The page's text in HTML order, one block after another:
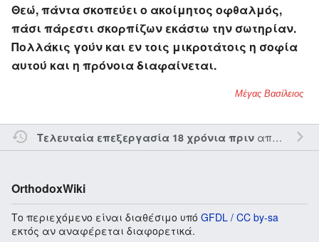
Θεώ, πάντα σκοπεύει ο ακοίμητος οφθαλμός,
πάσι πάρεστι σκορπίζων εκάστω την σωτηρίαν.
Πολλάκις γούν και εν τοις μικροτάτοις η σοφία
αυτού και η πρόνοια διαφαίνεται.
Μέγας Βασίλειος
Τελευταία επεξεργασία 18 χρόνια πριναπό τον την
OrthodoxWiki
Το περιεχόμενο είναι διαθέσιμο υπό GFDL / CC by-sa
εκτός αν αναφέρεται διαφορετικά.